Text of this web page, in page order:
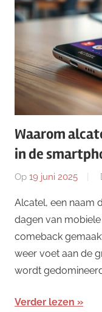
Waarom
in de
Op 19 juni 2025
Alcatel, een naam
dagen van
comeback
weer voet aan de
wordt
Verder lezen